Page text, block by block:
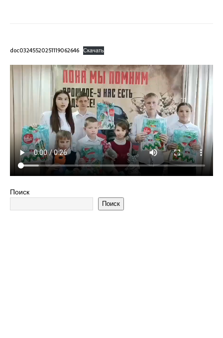
doc03245520251119062646 Скачать
Поиск
Поиск